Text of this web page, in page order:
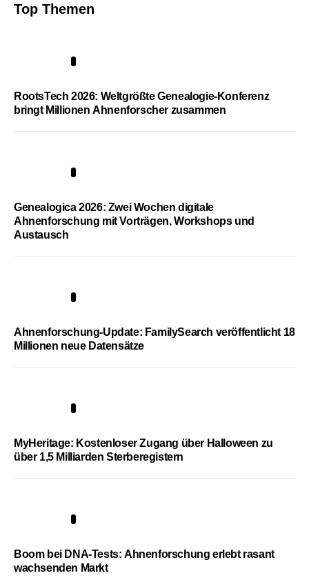
Top Themen
RootsTech 2026: Weltgrößte Genealogie-Konferenz
bringt Millionen Ahnenforscher zusammen
Genealogica 2026: Zwei Wochen digitale
Ahnenforschung mit Vorträgen, Workshops und
Austausch
Ahnenforschung-Update: FamilySearch veröffentlicht 18
Millionen neue Datensätze
MyHeritage: Kostenloser Zugang über Halloween zu
über 1,5 Milliarden Sterberegistern
Boom bei DNA-Tests: Ahnenforschung erlebt rasant
wachsenden Markt